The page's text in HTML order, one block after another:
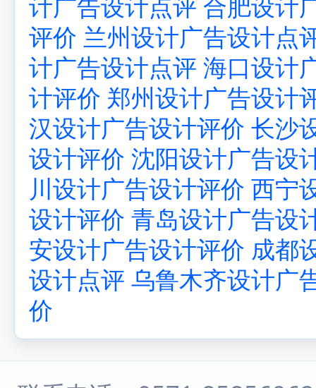
评价 兰州设计广告设计点
计广告设计点评 海口设计
计评价 郑州设计广告设计
汉设计广告设计评价 长沙
设计评价 沈阳设计广告设
川设计广告设计评价 西宁
设计评价 青岛设计广告设
安设计广告设计评价 成都
设计点评 乌鲁木齐设计广
价